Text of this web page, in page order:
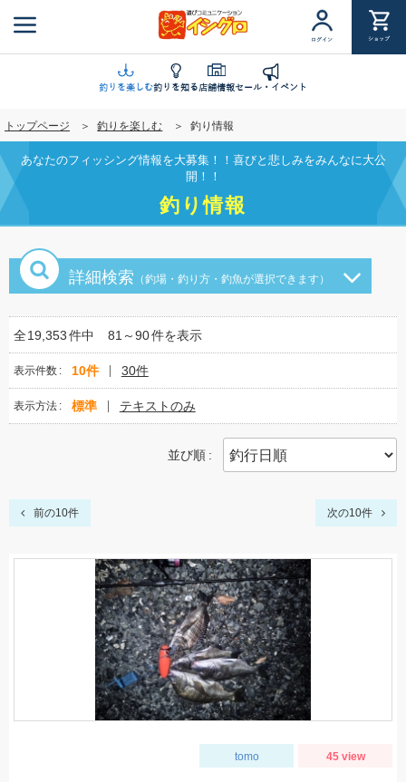
ン
に
移
動
ログイン ショップ
釣りを楽しむ釣りを知る店舗情報セール・イベント
トップページ 釣りを楽しむ 釣り情報
あなたのフィッシング情報を大募集！！喜びと悲しみをみんなに大公
開！！
釣り情報
詳細検索 （釣場・釣り方・釣魚が選択できます）
全19,353件中 81～90件を表示
表示件数 10件 30件
表示方法 標準 テキストのみ
並び順
前の10件 次の10件
tomo 45 view